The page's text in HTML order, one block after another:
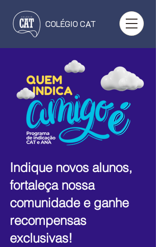
COLÉGIO CAT
Indique novos alunos,
fortaleça nossa
comunidade e ganhe
recompensas
exclusivas!